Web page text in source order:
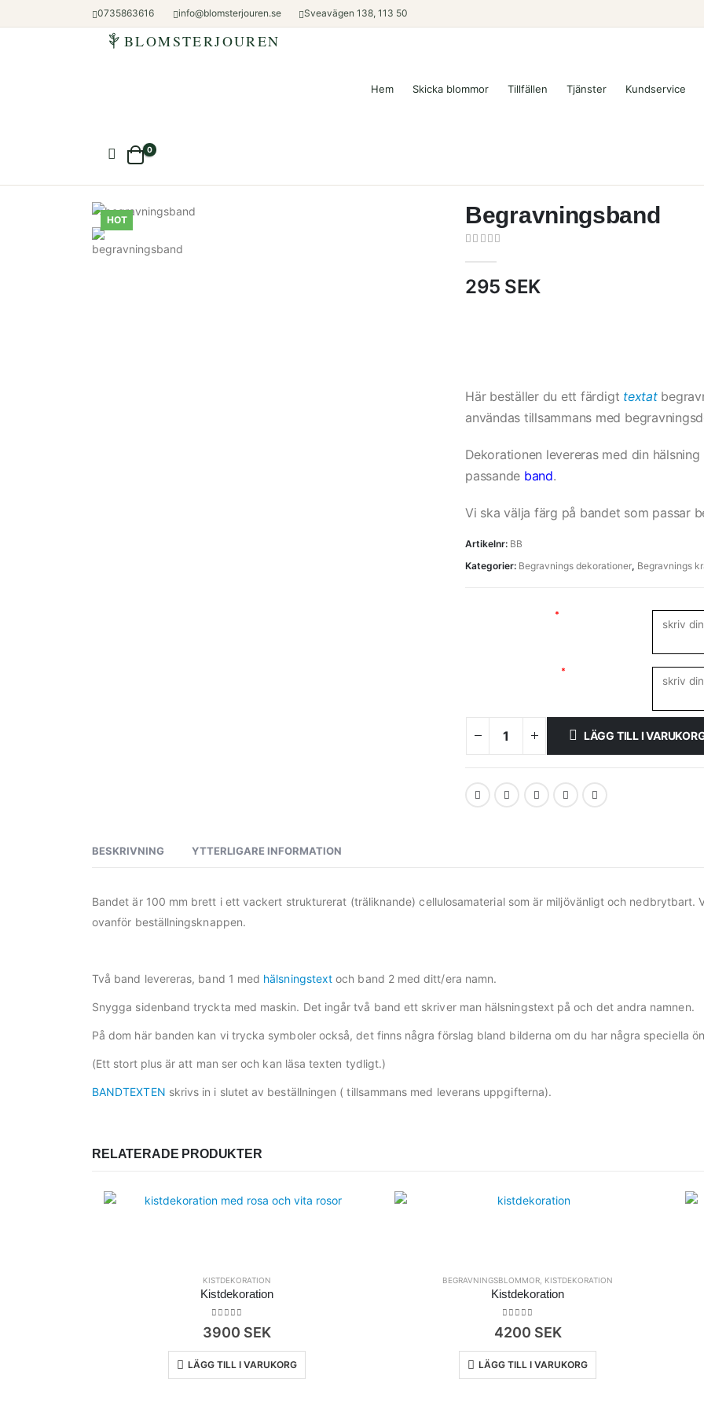
0735863616 info@blomsterjouren.se Sveavägen 138, 113 50
BLOMSTERJOUREN
Hem Skicka blommor Tillfällen Tjänster Kundservice
0
HOT Begravningsband
295 SEK
Här beställer du ett färdigt textat
användas tillsammans med
Dekorationen levereras med din
passande band.
Vi ska välja färg på bandet som passar
Artikelnr: BB
Kategorier: Begravnings dekorationer, Begravnings
*
*
LÄGG TILL I
BESKRIVNING YTTERLIGARE INFORMATION
Bandet är 100 mm brett i ett vackert strukturerat (träliknande) cellulosamaterial som är miljövänligt och nedbrytbart.
ovanför beställningsknappen.
Två band levereras, band 1 med hälsningstext och band 2 med ditt/era namn.
Snygga sidenband tryckta med maskin. Det ingår två band ett skriver man hälsningstext på och det andra namnen.
På dom här banden kan vi trycka symboler också, det finns några förslag bland bilderna om du har några speciella
(Ett stort plus är att man ser och kan läsa texten tydligt.)
BANDTEXTEN skrivs in i slutet av beställningen ( tillsammans med leverans uppgifterna).
RELATERADE PRODUKTER
KISTDEKORATION
Kistdekoration
0out of 5
3900 SEK
LÄGG TILL I VARUKORG
BEGRAVNINGSBLOMMOR KISTDEKORATION
Kistdekoration
0out of 5
4200 SEK
LÄGG TILL I VARUKORG